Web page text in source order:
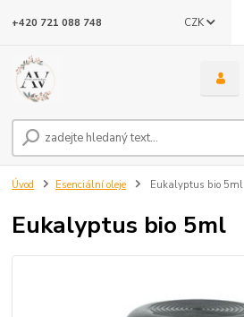
CZK
+420 721 088 748
Úvod Esenciální oleje Eukalyptus bio 5ml
Eukalyptus bio 5ml